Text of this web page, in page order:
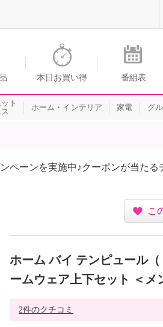
ンネル
本日お買い得 番組表
ト
ホーム・インテリア 家電 グ
ペーンを実施中♪クーポンが当たる
こ
ホーム バイ テンピュール
ームウェア上下セット ＜メ
2件のクチコミ